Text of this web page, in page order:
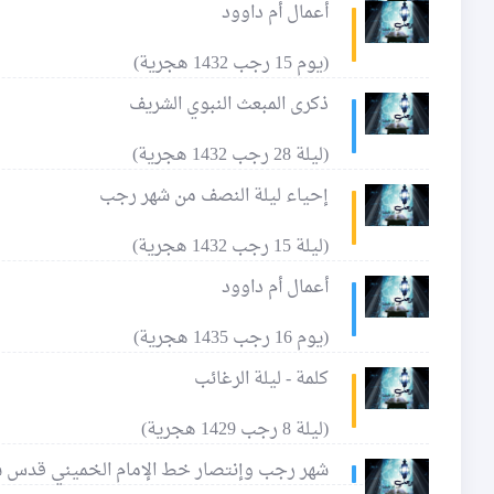
أعمال أم داوود
(يوم 15 رجب 1432 هجرية)
ذكرى المبعث النبوي الشريف
(ليلة 28 رجب 1432 هجرية)
إحياء ليلة النصف من شهر رجب
(ليلة 15 رجب 1432 هجرية)
أعمال أم داوود
(يوم 16 رجب 1435 هجرية)
كلمة - ليلة الرغائب
(ليلة 8 رجب 1429 هجرية)
شهر رجب وإنتصار خط الإمام الخميني